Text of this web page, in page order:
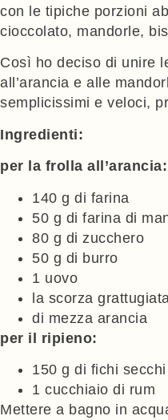
con le tipiche porzioni
cioccolato, mandorle,
Così ho deciso di unire
all’arancia e alle
semplicissimi e veloci,
Ingredienti:
per la frolla all’arancia:
140 g di farina
50 g di farina di
80 g di zucchero
50 g di burro
1 uovo
la scorza grattugiata
di mezza arancia
per il ripieno:
150 g di fichi secchi
1 cucchiaio di rum
Mettere a bagno in